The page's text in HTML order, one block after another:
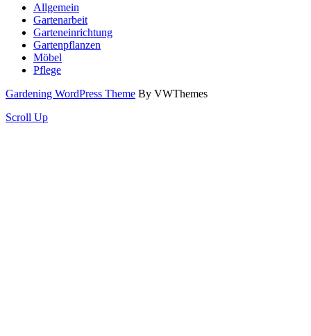
Allgemein
Gartenarbeit
Garteneinrichtung
Gartenpflanzen
Möbel
Pflege
Gardening WordPress Theme By VWThemes
Scroll Up